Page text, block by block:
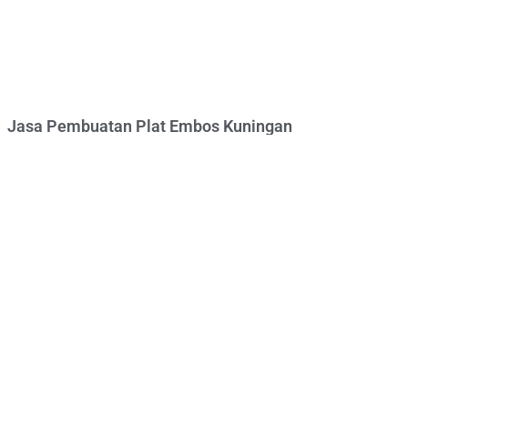
Jasa Pembuatan Plat Embos Kuningan